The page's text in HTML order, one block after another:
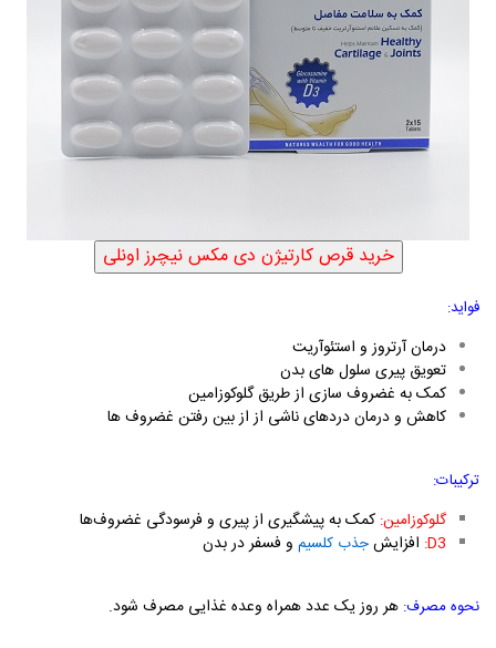
فواید:
درمان آرتروز و استئوآریت
تعویق پیری سلول های بدن
کمک به غضروف سازی از طریق گلوکوزامین
کاهش و درمان دردهای ناشی از از بین رفتن غضروف ها
ترکیبات:
گلوکوزامین: کمک بهپیشگیری از پیری و فرسودگی غضروف‌ها
D3
: افزایشجذب کلسیم و فسفر در بدن
نحوه مصرف: هر روز یک عدد همراه وعده غذایی مصرف شود.